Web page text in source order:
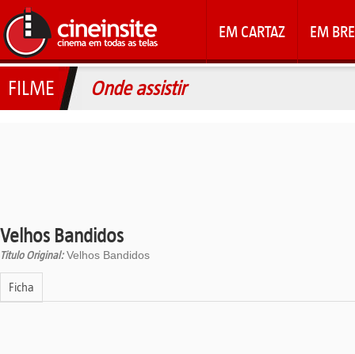
EM CARTAZ EM
FILME Onde assistir
Velhos Bandidos
Titulo Original:Velhos Bandidos
Ficha